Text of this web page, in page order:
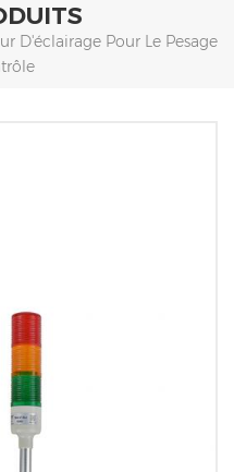
D'éclairage Pour Le Pesage